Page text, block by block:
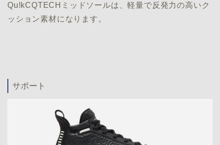
Qu!kCQTECHミッドソールは、軽量で反発力の高いク
ッション素材になります。
サポート